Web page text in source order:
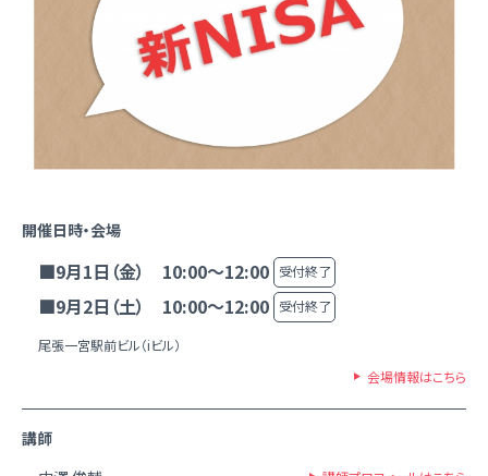
開催日時・会場
■9月1日（金） 10:00～12:00 受付終了
■9月2日（土） 10:00～12:00 受付終了
尾張一宮駅前ビル（iビル）
会場情報はこちら
講師